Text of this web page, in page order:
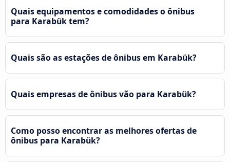
Quais equipamentos e comodidades o ônibus
para Karabük tem?
Quais são as estações de ônibus em Karabük?
Quais empresas de ônibus vão para Karabük?
Como posso encontrar as melhores ofertas de
ônibus para Karabük?